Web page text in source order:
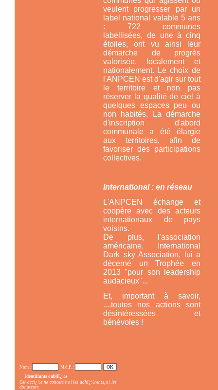
veulent progresser par un
label national valable 5 ans
: 722 communes
labellisées, de une à cinq
étoiles, ont vu ainsi leur
démarche de progrès
valorisée, localement et
nationalement. Le choix de
l'ANPCEN est d'agir sur tout
le territoire et non pas
réserver la qualité de ciel à
quelques espaces peu ou
non habités. La démarche
d'inscription d'abord
communale a été élargie
aux territoires, afin de
favoriser des participations
collectives.
International : en réseau
L'ANPCEN échange et
coopère avec des acteurs
internationaux de pays
voisins.
De plus, l'association
américaine,
International
Dark sky Association,
lui a
décerné un Trophée en
2013 "pour son leadership
audacieux"...
Et, important à savoir,
....toutes nos actions sont
désintéressées et
bénévoles !
Nom :
M.d.P. :
Identifiants oubliï¿½s
Cet accï¿½s ne concerne ni les adhï¿½rents, ni les
donateurs